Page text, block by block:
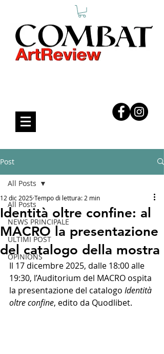
Post
All Posts
NEWS PRINCIPALE
ULTIMI POST
OPINIONS
All Posts
Identità oltre confine: al
MACRO la presentazione
del catalogo della mostra
12 dic 2025Tempo di lettura: 2 min
Il 17 dicembre 2025, dalle 18:00 alle
19:30, l’Auditorium del MACRO ospita
la presentazione del catalogo Identità
oltre confine, edito da Quodlibet.